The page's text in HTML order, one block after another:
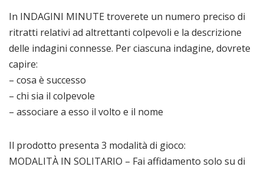
In INDAGINI MINUTE troverete un numero preciso di
ritratti relativi ad altrettanti colpevoli e la descrizione
delle indagini connesse. Per ciascuna indagine, dovrete
capire:
– cosa è successo
– chi sia il colpevole
– associare a esso il volto e il nome
Il prodotto presenta 3 modalità di gioco:
MODALITÀ IN SOLITARIO – Fai affidamento solo su di